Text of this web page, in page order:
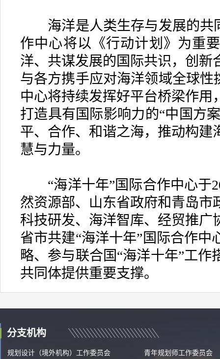
海洋是人类生存与发展的共
作中心将以《行动计划》为重
洋、共谋发展的国际共识，创新
与各方携手应对海洋领域全球性
中心将持续发挥好平台桥梁作用
打造具有国际影响力的“中国方
平、合作、和谐之海，推动构建
慧与力量。
“海洋十年”国际合作中心于
然资源部、山东省政府和青岛市
科技研发、海洋智库、经贸推广
省市共建“海洋十年”国际合作
略、参与联合国“海洋十年”工
共同体提供重要支撑。
分支机构
规划设计（境外机构）工作委员会 青年规划师工作委员会